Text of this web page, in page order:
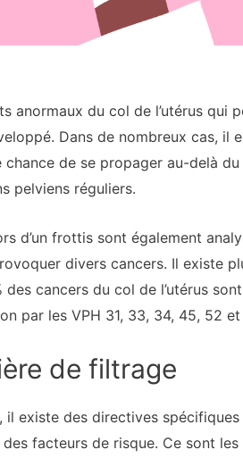
du col de l’utérus qui
Dans de nombreux cas,
chance de se propager au-delà
pelviens réguliers.
d’un frottis sont également
divers cancers. Il existe
cancers du col de l’utérus
par les VPH 31, 33, 34, 45, 52
de filtrage
existe des directives
des facteurs de risque. Ce sont